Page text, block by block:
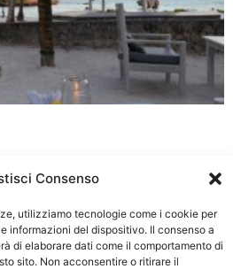
Consenso
utilizziamo tecnologie come i cookie per
informazioni del dispositivo. Il consenso a
di elaborare dati come il comportamento di
sito. Non acconsentire o ritirare il